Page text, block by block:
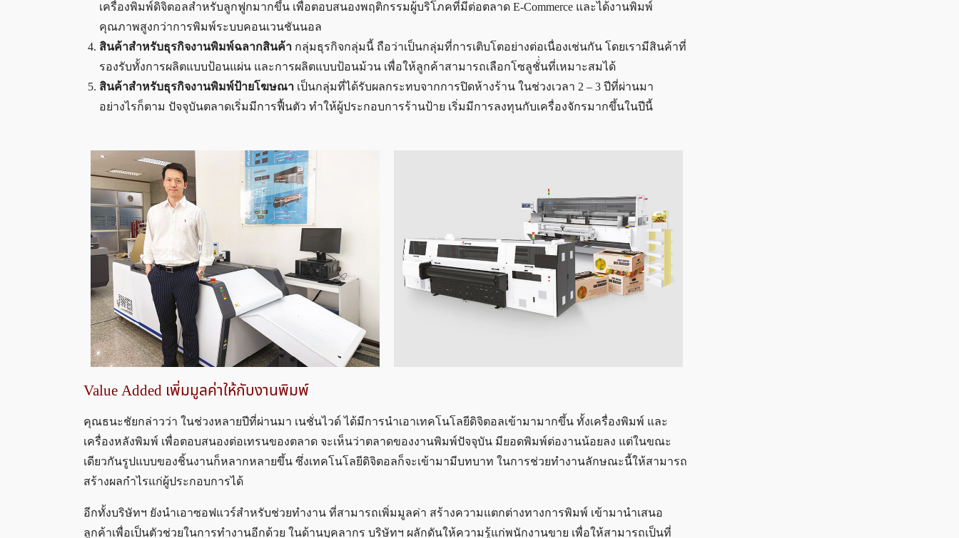
เครื่องพิมพ์ดิจิตอลสำหรับลูกฟูกมากขึ้น เพื่อตอบสนองพฤติกรรมผู้บริโภคที่มีต่อตลาด E-Commerce และได้งานพิมพ์
คุณภาพสูงกว่าการพิมพ์ระบบคอนเวนชันนอล
สินค้าสำหรับธุรกิจงานพิมพ์ฉลากสินค้ากลุ่มธุรกิจกลุ่มนี้ ถือว่าเป็นกลุ่มที่การเติบโตอย่างต่อเนื่องเช่นกัน โดยเรามีสินค้าที่
รองรับทั้งการผลิตแบบป้อนแผ่น และการผลิตแบบป้อนม้วน เพื่อให้ลูกค้าสามารถเลือกโซลูชั่่นที่เหมาะสมได้
สินค้าสำหรับธุรกิจงานพิมพ์ป้ายโฆษณาเป็นกลุ่มที่ได้รับผลกระทบจากการปิดห้างร้าน ในช่วงเวลา 2 – 3 ปีที่ผ่านมา
อย่างไรก็ตาม ปัจจุบันตลาดเริ่มมีการฟื้นตัว ทำให้ผู้ประกอบการร้านป้าย เริ่มมีการลงทุนกับเครื่องจักรมากขึ้นในปีนี้
Value Added เพิ่มมูลค่าให้กับงานพิมพ์
คุณธนะชัยกล่าวว่า ในช่วงหลายปีที่ผ่านมา เนชั่นไวด์ ได้มีการนำเอาเทคโนโลยีดิจิตอลเข้ามามากขึ้น ทั้งเครื่องพิมพ์ และ
เครื่องหลังพิมพ์ เพื่อตอบสนองต่อเทรนของตลาด จะเห็นว่าตลาดของงานพิมพ์ปัจจุบัน มียอดพิมพ์ต่องานน้อยลง แต่ในขณะ
เดียวกันรูปแบบของชิ้นงานก็หลากหลายขึ้น ซึ่งเทคโนโลยีดิจิตอลก็จะเข้ามามีบทบาท ในการช่วยทำงานลักษณะนี้ให้สามารถ
สร้างผลกำไรแก่ผู้ประกอบการได้
อีกทั้งบริษัทฯ ยังนำเอาซอฟแวร์สำหรับช่วยทำงาน ที่สามารถเพิ่มมูลค่า สร้างความแตกต่างทางการพิมพ์ เข้ามานำเสนอ
ลูกค้าเพื่อเป็นตัวช่วยในการทำงานอีกด้วย ในด้านบุคลากร บริษัทฯ ผลักดันให้ความรู้แก่พนักงานขาย เพื่อให้สามารถเป็นที่